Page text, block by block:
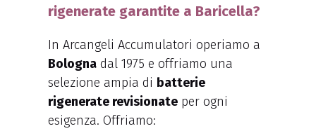
rigenerate garantite a Baricella?
In Arcangeli Accumulatori operiamo a
Bologna dal 1975 e offriamo una
selezione ampia di batterie
rigenerate revisionate per ogni
esigenza. Offriamo: